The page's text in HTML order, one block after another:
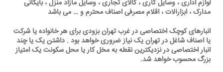
لوازم اداری ، وسایل کاری ، کالای تجاری ، وسایل مازاد منزل ، بایگانی
مدارک ، ابزارآلات ، اقلام مصرفی اصناف محترم و … می باشد
انبارهای کوچک اختصاصی در غرب تهران بزودی برای هر خانواده یا شرکت
یا اصناف شاغل در تهران یک نیاز ضروری خواهد بود . داشتن یک یا چند
انبار اختصاصی در نزدیکترین نقطه به مخل کار یا محل سکونت یک امتیاز
بزرگ محسوب خواهد شد.